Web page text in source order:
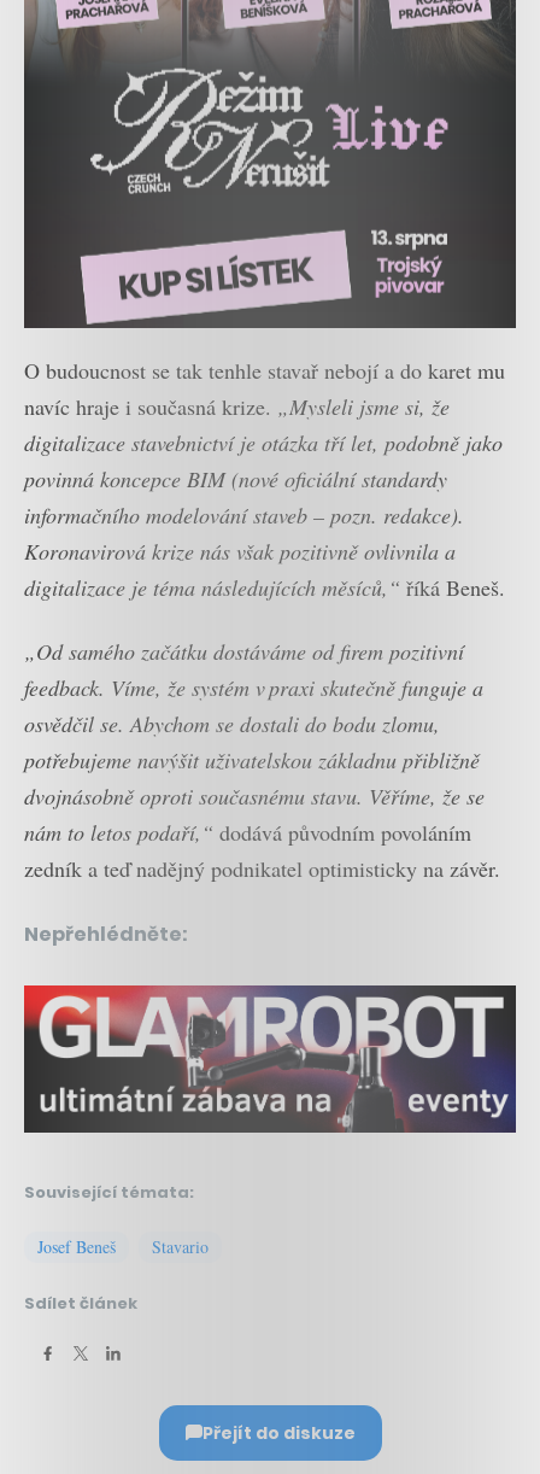
O budoucnost se tak tenhle stavař nebojí a do karet mu
navíc hraje i současná krize. „Mysleli jsme si, že
digitalizace stavebnictví je otázka tří let, podobně jako
povinná koncepce BIM (nové oficiální standardy
informačního modelování staveb – pozn. redakce).
Koronavirová krize nás však pozitivně ovlivnila a
digitalizace je téma následujících měsíců,“ říká Beneš.
„Od samého začátku dostáváme od firem pozitivní
feedback. Víme, že systém v praxi skutečně funguje a
osvědčil se. Abychom se dostali do bodu zlomu,
potřebujeme navýšit uživatelskou základnu přibližně
dvojnásobně oproti současnému stavu. Věříme, že se
nám to letos podaří,“ dodává původním povoláním
zedník a teď nadějný podnikatel optimisticky na závěr.
Nepřehlédněte:
Související témata:
Josef Beneš Stavario
Sdílet článek
Přejít do diskuze